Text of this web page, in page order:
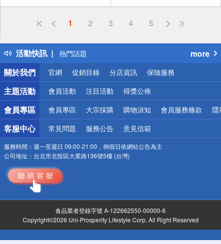
1 2 3 4 5
活動快訊
偏遠地區配送
得獎公告
熱門話題
銀行優惠
偏遠地區配送
詐騙網頁！請小心！
more
關於我們
官網 促銷目錄 分店資訊 保險服務
主題活動 會員活動 注目活動 得獎公佈
會員專區 會員專區 大宗採購 購物須知 會員服務條款 隱
客服中心 常見問題 服務公告 意見信箱
服務時間： 週一至週日 09:00-21:00，例假日依網站公告為主
公司地址： 台北市北投區大業路136號5樓 (台灣)
食品業者登錄字號 A-122662550-00000-6
Copyright©2026 Uni-Prosperity Lifestyle Corp. All Right Reserved